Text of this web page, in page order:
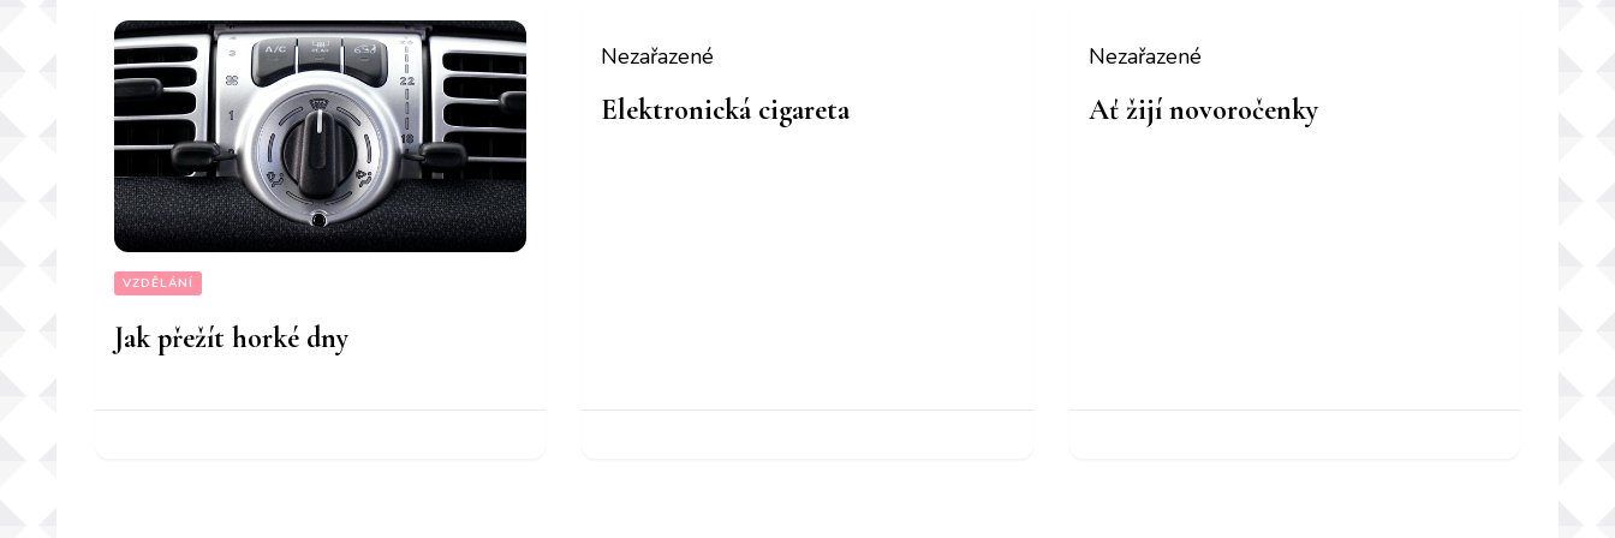
VZDĚLÁNÍ
Jak přežít horké dny
Nezařazené
Elektronická cigareta
Nezařazené
Ať žijí novoročenky